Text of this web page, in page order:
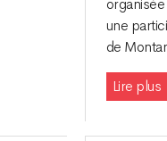
une
de
Lire plus